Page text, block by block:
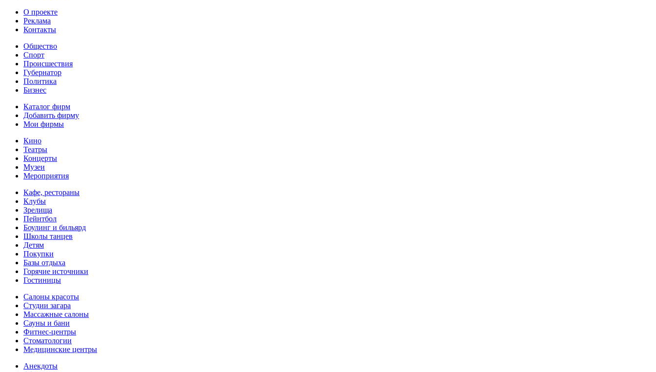
О проекте
Реклама
Контакты
Общество
Спорт
Происшествия
Губернатор
Политика
Бизнес
Каталог фирм
Добавить фирму
Мои фирмы
Кино
Театры
Концерты
Музеи
Мероприятия
Кафе, рестораны
Клубы
Зрелища
Пейнтбол
Боулинг и бильярд
Школы танцев
Детям
Покупки
Базы отдыха
Горячие источники
Гостиницы
Салоны красоты
Студии загара
Массажные салоны
Сауны и бани
Фитнес-центры
Стоматологии
Медицинские центры
Анекдоты